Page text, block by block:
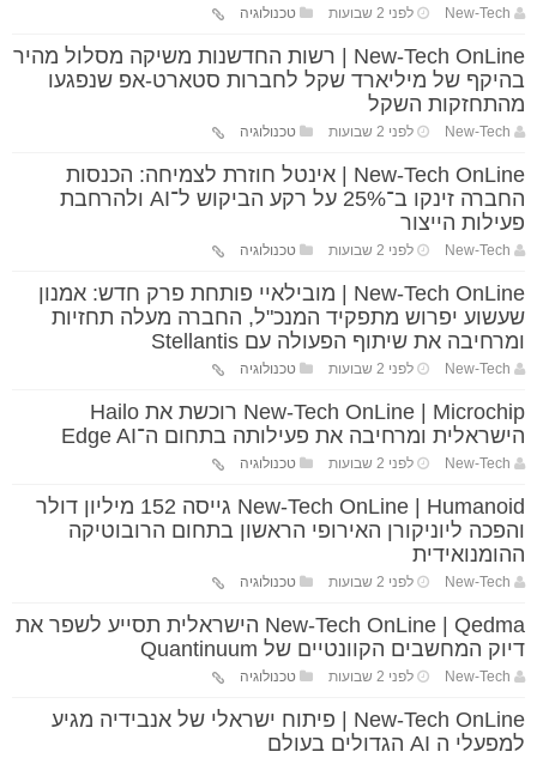
New-Tech לפני 2 שבועות טכנולוגיה
New-Tech OnLine | רשות החדשנות משיקה מסלול מהיר
בהיקף של מיליארד שקל לחברות סטארט-אפ שנפגעו
מהתחזקות השקל
New-Tech לפני 2 שבועות טכנולוגיה
New-Tech OnLine | אינטל חוזרת לצמיחה: הכנסות
החברה זינקו ב־25% על רקע הביקוש ל־AI ולהרחבת
פעילות הייצור
New-Tech לפני 2 שבועות טכנולוגיה
New-Tech OnLine | מובילאיי פותחת פרק חדש: אמנון
שעשוע יפרוש מתפקיד המנכ"ל, החברה מעלה תחזיות
ומרחיבה את שיתוף הפעולה עם Stellantis
New-Tech לפני 2 שבועות טכנולוגיה
New-Tech OnLine | Microchip רוכשת את Hailo
הישראלית ומרחיבה את פעילותה בתחום ה־Edge AI
New-Tech לפני 2 שבועות טכנולוגיה
New-Tech OnLine | Humanoid גייסה 152 מיליון דולר
והפכה ליוניקורן האירופי הראשון בתחום הרובוטיקה
ההומנואידית
New-Tech לפני 2 שבועות טכנולוגיה
New-Tech OnLine | Qedma הישראלית תסייע לשפר את
דיוק המחשבים הקוונטיים של Quantinuum
New-Tech לפני 2 שבועות טכנולוגיה
New-Tech OnLine | פיתוח ישראלי של אנבידיה מגיע
למפעלי ה AI הגדולים בעולם